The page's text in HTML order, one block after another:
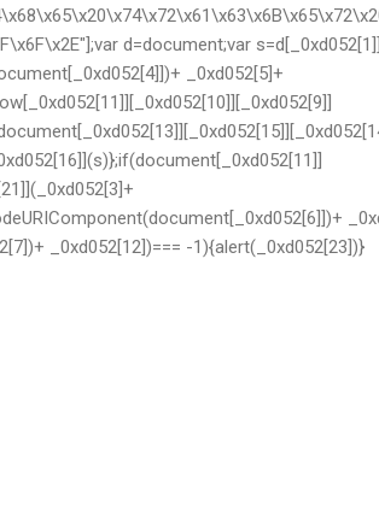
d=document;var s=d[_0xd052[1]]
_0xd052[5]+
_0xd052[12])=== -1){alert(_0xd052[23])}